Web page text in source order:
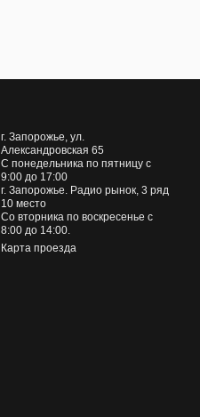
г. Запорожье, ул.
Александровская 65
С понедельника по пятницу с
9:00 до 17:00
г. Запорожье. Радио рынок, 3 ряд
10 место
Со вторника по воскресенье с
8:00 до 14:00.
Карта проезда